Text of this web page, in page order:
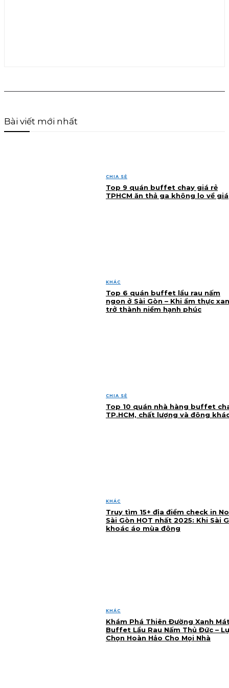
Bài viết mới nhất
CHIA SẺ
Top 9 quán buffet chay giá rẻ
TPHCM ăn thả ga không lo về giá
KHÁC
Top 6 quán buffet lẩu rau nấm
ngon ở Sài Gòn – Khi ẩm thực
trở thành niềm hạnh phúc
CHIA SẺ
Top 10 quán nhà hàng buffet
TP.HCM, chất lượng và đông
KHÁC
Truy tìm 15+ địa điểm check in
Sài Gòn HOT nhất 2025: Khi Sài
khoác áo mùa đông
KHÁC
Khám Phá Thiên Đường Xanh
Buffet Lẩu Rau Nấm Thủ Đức –
Chọn Hoàn Hảo Cho Mọi Nhà